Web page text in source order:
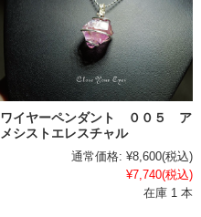
ワイヤーペンダント ００５ ア
メシストエレスチャル
通常価格: ¥8,600(税込)
¥7,740(税込)
在庫 1 本